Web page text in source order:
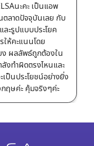
นะคะ เป็นแอพ
ตลาดปัจจุบันเลย กับ
ะรูปแบบประโยค
ให้คะแนนโดย
ง ผลลัพธ์ถูกต้องใน
งทำผิดตรงไหนและ
เป็นประโยชน์อย่างยิ่ง
ฤษค่ะ คุ้มจริงๆค่ะ